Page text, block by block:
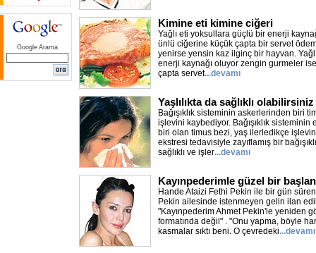
Google Arama
Kimine eti kimine ciğeri
Yağlı eti yoksullara güçlü bir enerji
ünlü ciğerine küçük çapta bir servet
yenirse yensin kaz ilginç bir hayvan.
enerji kaynağı oluyor zengin gurmeler
çapta servet...devamı
Yaşlılıkta da sağlıklı olabilirsiniz
Bağışıklık sisteminin askerlerinden biri
işlevini kaybediyor. Bağışıklık
biri olan timus bezi, yaş ilerledikçe
ekstresi tedavisiyle zayıflamış bir
sağlıklı ve işler...devamı
Kayınpederimle güzel bir
Hande Ataizi Fethi Pekin ile bir gün
Pekin ailesinde istenmeyen gelin ilan
"Kayınpederim Ahmet Pekin'le yeniden
formatında değil" . "Onu yapma, böyle
kasmalar sıktı beni. O çevredeki...devamı